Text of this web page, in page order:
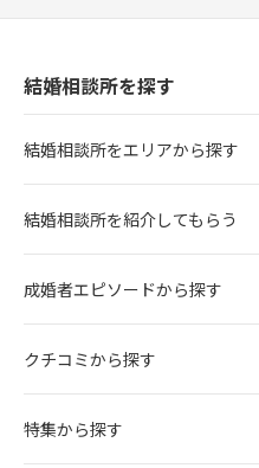
結婚相談所を探す
結婚相談所をエリアから探す
結婚相談所を紹介してもらう
成婚者エピソードから探す
クチコミから探す
特集から探す